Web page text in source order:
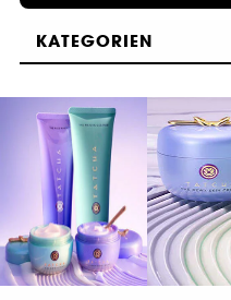
KATEGORIEN